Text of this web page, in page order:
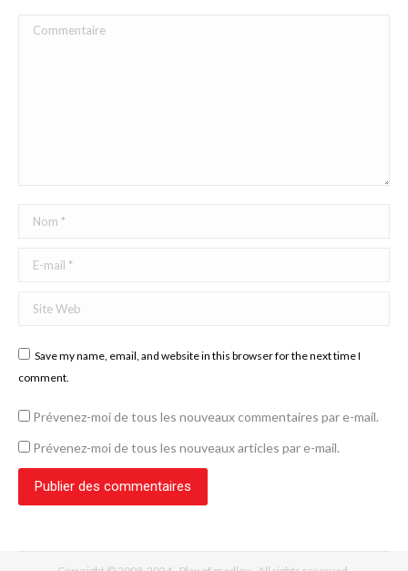
Commentaire
Nom *
E-mail *
Site Web
Save my name, email, and website in this browser for the next time I
comment.
Prévenez-moi de tous les nouveaux commentaires par e-mail.
Prévenez-moi de tous les nouveaux articles par e-mail.
Publier des commentaires